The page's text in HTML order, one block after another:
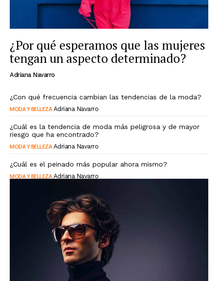
¿Por qué esperamos que las mujeres
tengan un aspecto determinado?
Adriana Navarro
¿Con qué frecuencia cambian las tendencias de la moda?
MODA Y BELLEZA Adriana Navarro
¿Cuál es la tendencia de moda más peligrosa y de mayor
riesgo que ha encontrado?
MODA Y BELLEZA Adriana Navarro
¿Cuál es el peinado más popular ahora mismo?
MODA Y BELLEZA Adriana Navarro